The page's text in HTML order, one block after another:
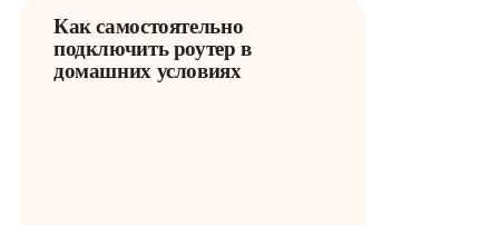
Как самостоятельно
подключить роутер в
домашних условиях